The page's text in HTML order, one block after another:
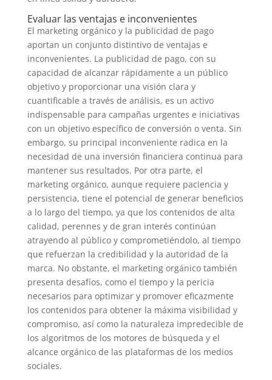
Evaluar las ventajas e inconvenientes
El marketing orgánico y la publicidad de pago
aportan un conjunto distintivo de ventajas e
inconvenientes. La publicidad de pago, con su
capacidad de alcanzar rápidamente a un público
objetivo y proporcionar una visión clara y
cuantificable a través de análisis, es un activo
indispensable para campañas urgentes e iniciativas
con un objetivo específico de conversión o venta. Sin
embargo, su principal inconveniente radica en la
necesidad de una inversión financiera continua para
mantener sus resultados. Por otra parte, el
marketing orgánico, aunque requiere paciencia y
persistencia, tiene el potencial de generar beneficios
a lo largo del tiempo, ya que los contenidos de alta
calidad, perennes y de gran interés continúan
atrayendo al público y comprometiéndolo, al tiempo
que refuerzan la credibilidad y la autoridad de la
marca. No obstante, el marketing orgánico también
presenta desafíos, como el tiempo y la pericia
necesarios para optimizar y promover eficazmente
los contenidos para obtener la máxima visibilidad y
compromiso, así como la naturaleza impredecible de
los algoritmos de los motores de búsqueda y el
alcance orgánico de las plataformas de los medios
sociales.